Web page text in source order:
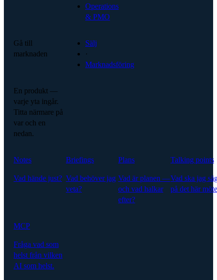
Operations
& PMO
Gå till
marknaden
Sälj
·
Marknadsföring
En produkt —
varje yta ingår.
Titta närmare på
var och en
nedan.
Notes
Vad hände just?
Briefings
Vad behöver jag
veta?
Plans
Vad är planen —
och vad halkar
efter?
Talking points
Vad ska jag
på det här
MCP
Fråga vad som
helst från vilken
AI som helst.